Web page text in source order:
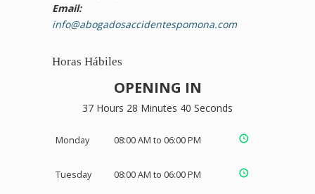
Email:
info@abogadosaccidentespomona.com
Horas Hábiles
OPENING IN
37 Hours 28 Minutes 40 Seconds
Monday 08:00 AM to 06:00 PM
Tuesday 08:00 AM to 06:00 PM